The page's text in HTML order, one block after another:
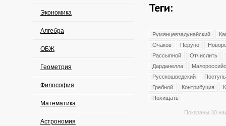
Экономика
Алгебра
ОБЖ
Геометрия
Философия
Математика
Астрономия
Теги:
Румянцевзадунайский
Очаков
Перуно
Рассыпной
Отчислить
Дарданелла
Русскошведский
Поступь
Гребной
Контрибуция
Похищать
Показаны 30